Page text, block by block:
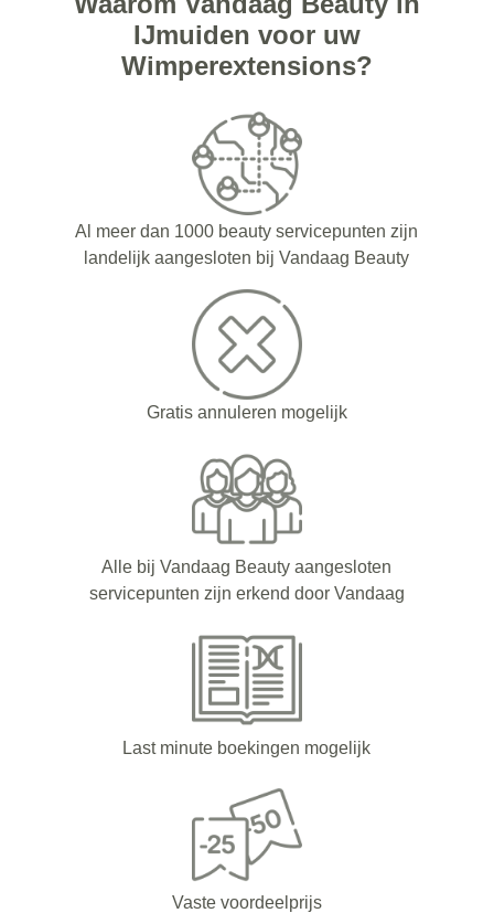
IJmuiden voor uw
Wimperextensions?
Al meer dan 1000 beauty servicepunten zijn
landelijk aangesloten bij Vandaag Beauty
Gratis annuleren mogelijk
Alle bij Vandaag Beauty aangesloten
servicepunten zijn erkend door Vandaag
Last minute boekingen mogelijk
Vaste voordeelprijs